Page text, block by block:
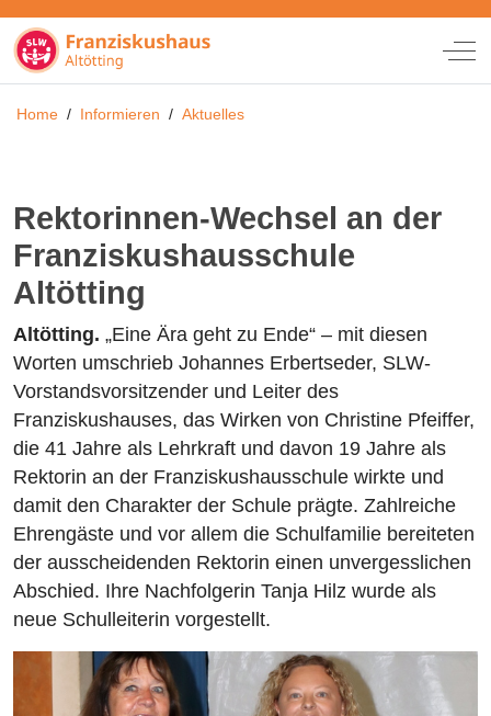
Home / Informieren / Aktuelles
Rektorinnen-Wechsel an der
Franziskushausschule
Altötting
Altötting. „Eine Ära geht zu Ende“ – mit diesen
Worten umschrieb Johannes Erbertseder, SLW-
Vorstandsvorsitzender und Leiter des
Franziskushauses, das Wirken von Christine Pfeiffer,
die 41 Jahre als Lehrkraft und davon 19 Jahre als
Rektorin an der Franziskushausschule wirkte und
damit den Charakter der Schule prägte. Zahlreiche
Ehrengäste und vor allem die Schulfamilie bereiteten
der ausscheidenden Rektorin einen unvergesslichen
Abschied. Ihre Nachfolgerin Tanja Hilz wurde als
neue Schulleiterin vorgestellt.